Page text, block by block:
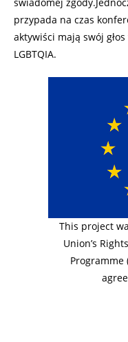
przypada na czas
aktywiści mają swój
LGBTQIA.
This project
Union’s
Programme